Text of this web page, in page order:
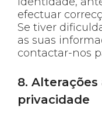
efectuar
Se tiver
as suas
contactar-nos
8.
privacidade